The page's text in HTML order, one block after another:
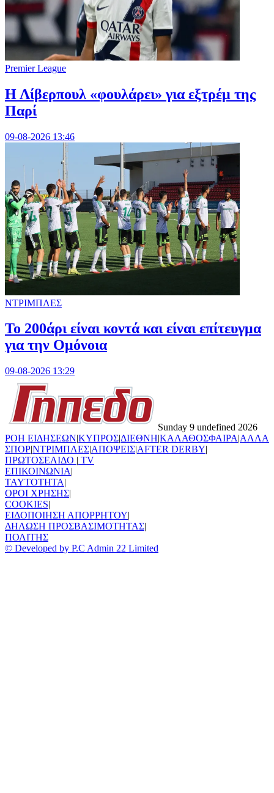
Premier League
Η Λίβερπουλ «φουλάρει» για εξτρέμ της
Παρί
09-08-2026 13:46
ΝΤΡΙΜΠΛΕΣ
Το 200άρι είναι κοντά και είναι επίτευγμα
για την Ομόνοια
09-08-2026 13:29
Sunday 9 undefined 2026
ΡΟΗ ΕΙΔΗΣΕΩΝ|ΚΥΠΡΟΣ|ΔΙΕΘΝΗ|ΚΑΛΑΘΟΣΦΑΙΡΑ|ΑΛΛΑ
ΣΠΟΡ|ΝΤΡΙΜΠΛΕΣ|ΑΠΟΨΕΙΣ|AFTER DERBY|
ΠΡΩΤΟΣΕΛΙΔΟ | TV
ΕΠΙΚΟΙΝΩΝΙΑ|
TAYTOTHTA|
ΟΡΟΙ ΧΡΗΣΗΣ|
COOKIES|
ΕΙΔΟΠΟΙΗΣΗ ΑΠΟΡΡΗΤΟΥ|
ΔΗΛΩΣΗ ΠΡΟΣΒΑΣΙΜΟΤΗΤΑΣ|
ΠΟΛΙΤΗΣ
© Developed by P.C Admin 22 Limited